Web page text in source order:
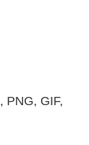
PNG, GIF,